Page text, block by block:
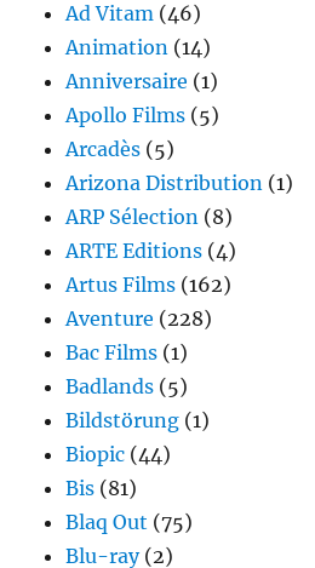
Ad Vitam (46)
Animation (14)
Anniversaire (1)
Apollo Films (5)
Arcadès (5)
Arizona Distribution (1)
ARP Sélection (8)
ARTE Editions (4)
Artus Films (162)
Aventure (228)
Bac Films (1)
Badlands (5)
Bildstörung (1)
Biopic (44)
Bis (81)
Blaq Out (75)
Blu-ray(2)